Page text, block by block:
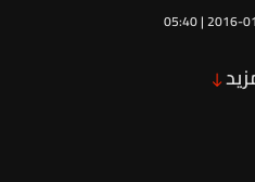
05:40 | 2016-